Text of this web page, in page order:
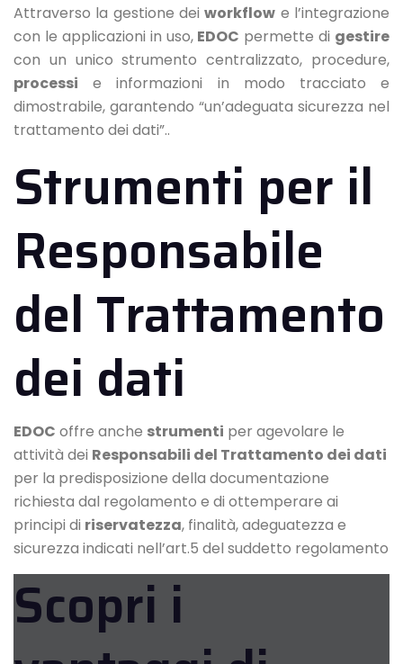
Attraverso la gestione deiworkflow e l’integrazione
con le applicazioni in uso, EDOC permette di gestire
con un unico strumento centralizzato, procedure,
processi e informazioni in modo tracciato e
dimostrabile, garantendo “un’adeguata sicurezza nel
trattamento dei dati”..
Strumenti per il
Responsabile
del Trattamento
dei dati
EDOC offre anche strumenti per agevolare le
attività dei Responsabili del Trattamento dei dati
per la predisposizione della documentazione
richiesta dal regolamento e di ottemperare ai
principi di riservatezza, finalità, adeguatezza e
sicurezza indicati nell’art.5 del suddetto regolamento
Scopri i